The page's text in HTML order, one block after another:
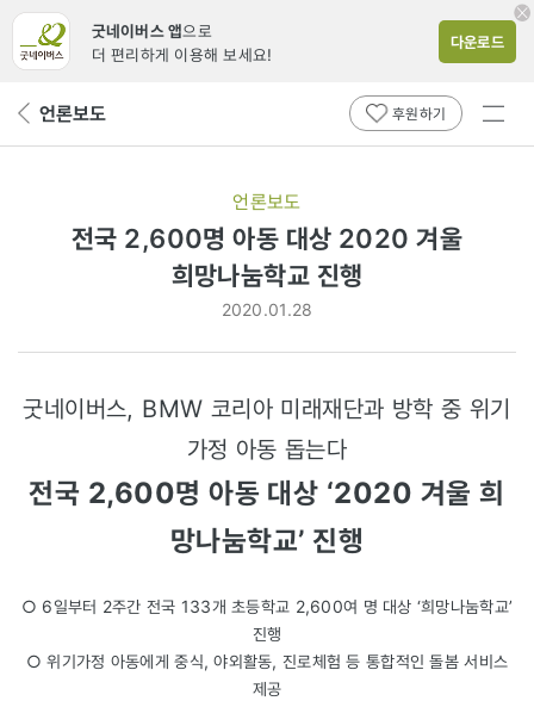
굿네이버스 앱으로
더 편리하게 이용해 보세요!
다운로드
뒤 언론보도 후원하기
전체
언론보도
전국 2,600명 아동 대상 2020 겨울
희망나눔학교 진행
2020.01.28
굿네이버스, BMW 코리아 미래재단과 방학 중 위기
가정 아동 돕는다
전국 2,600명 아동 대상 ‘2020 겨울 희
망나눔학교’ 진행
○ 6일부터 2주간 전국 133개 초등학교 2,600여 명 대상 ‘희망나눔학교’
진행
○ 위기가정 아동에게 중식, 야외활동, 진로체험 등 통합적인 돌봄 서비스
제공